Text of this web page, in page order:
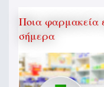
Ποια φαρμακεία
σήμερα